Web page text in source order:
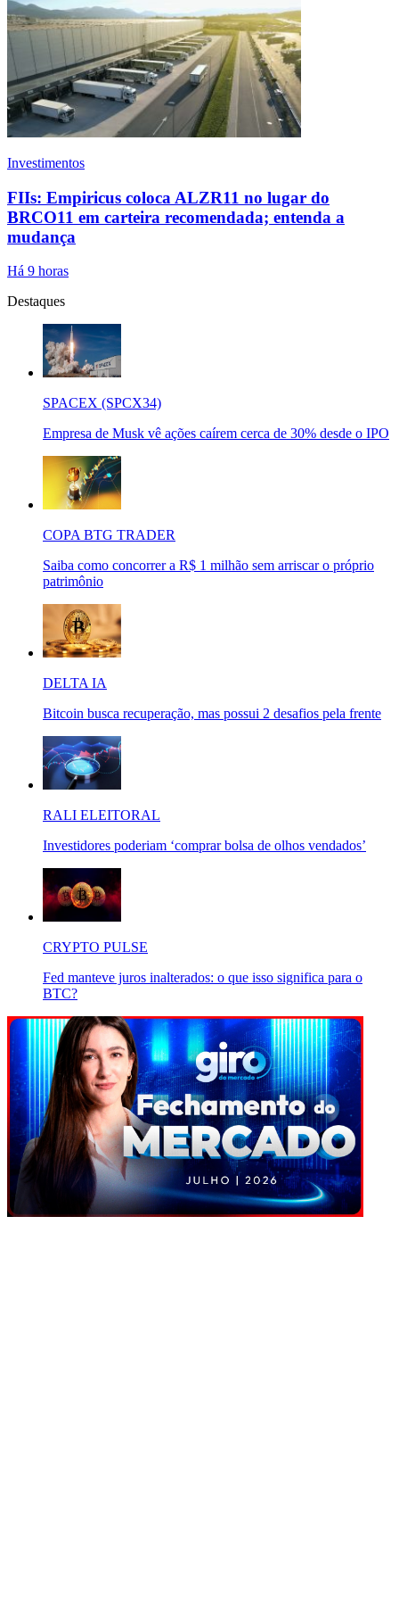
Investimentos
FIIs: Empiricus coloca ALZR11 no lugar do
BRCO11 em carteira recomendada; entenda a
mudança
Há 9 horas
Destaques
SPACEX (SPCX34)
Empresa de Musk vê ações caírem cerca de 30% desde o IPO
COPA BTG TRADER
Saiba como concorrer a R$ 1 milhão sem arriscar o próprio
patrimônio
DELTA IA
Bitcoin busca recuperação, mas possui 2 desafios pela frente
RALI ELEITORAL
Investidores poderiam ‘comprar bolsa de olhos vendados’
CRYPTO PULSE
Fed manteve juros inalterados: o que isso significa para o
BTC?